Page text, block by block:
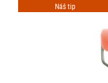
Náš tip